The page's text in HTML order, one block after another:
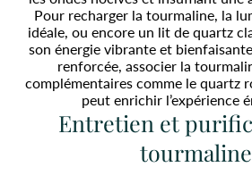
Pour recharger la tourmaline, la
idéale, ou encore un lit de quartz
son énergie vibrante et
renforcée, associer la
complémentaires comme le quartz
peut enrichir l’expérience
Entretien et